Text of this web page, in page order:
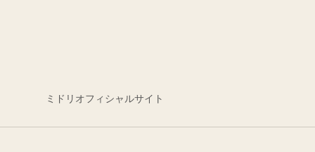
ミドリオフィシャルサイト